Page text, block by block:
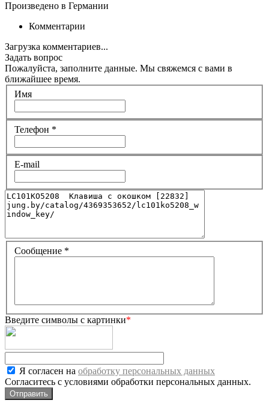
Произведено в Германии
Комментарии
Загрузка комментариев...
Задать вопрос
Пожалуйста, заполните данные. Мы свяжемся с вами в
ближайшее время.
Имя
Телефон *
E-mail
Сообщение *
Введите символы с картинки*
Я согласен на обработку персональных данных
Согласитесь с условиями обработки персональных данных.